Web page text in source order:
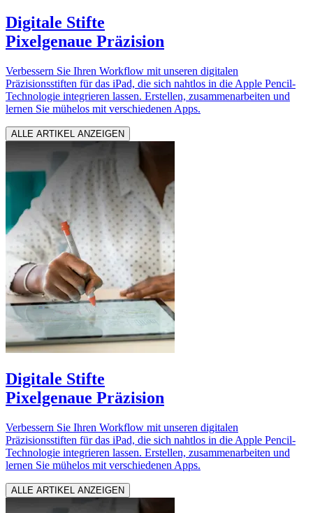
Digitale Stifte
Pixelgenaue Präzision
Verbessern Sie Ihren Workflow mit unseren digitalen
Präzisionsstiften für das iPad, die sich nahtlos in die Apple Pencil-
Technologie integrieren lassen. Erstellen, zusammenarbeiten und
lernen Sie mühelos mit verschiedenen Apps.
ALLE ARTIKEL ANZEIGEN
Digitale Stifte
Pixelgenaue Präzision
Verbessern Sie Ihren Workflow mit unseren digitalen
Präzisionsstiften für das iPad, die sich nahtlos in die Apple Pencil-
Technologie integrieren lassen. Erstellen, zusammenarbeiten und
lernen Sie mühelos mit verschiedenen Apps.
ALLE ARTIKEL ANZEIGEN